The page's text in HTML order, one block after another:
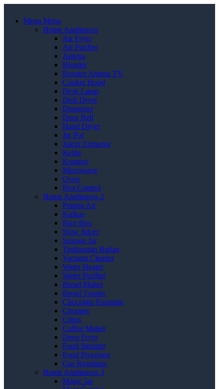
Mega Menu
Home Appliances
Air Fryer
Air Purifier
Antena
Blender
Booster Antena TV
Cooker Hood
Desk Lamp
Dish Dryer
Dispenser
Door Bell
Hand Dryer
Jar Pot
Juicer Extractor
Kettle
Kompor
Microwave
Oven
Pest Control
Home Appliances 2
Pompa Air
Kulkas
Rice Box
Slow Juicer
Storage Jar
Timbangan Badan
Vacuum Cleaner
Water Heater
Water Purifier
Bread Maker
Bread Toaster
Chocolate Fountain
Chopper
Citrus
Coffee Maker
Deep Fryer
Food Steamer
Food Processor
Gas Regulator
Home Appliances 3
Magic Jar